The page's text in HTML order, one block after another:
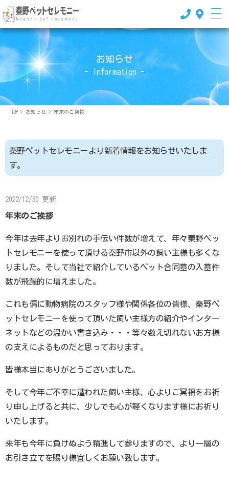
お知らせ
- Information -
TOP > お知らせ > 年末のご挨拶
秦野ペットセレモニーより新着情報をお知らせいたしま
す。
2022/12/30 更新
年末のご挨拶
今年は去年よりお別れの手伝い件数が増えて、年々秦野ペッ
トセレモニーを使って頂ける秦野市以外の飼い主様も多くな
りました。そして当社で紹介しているペット合同墓の入墓件
数が飛躍的に増えました。
これも偏に動物病院のスタッフ様や関係各位の皆様、秦野ペ
ットセレモニーを使って頂いた飼い主様方の紹介やインター
ネットなどの温かい書き込み・・・等々数え切れないお方様
の支えによるものだと思っております。
皆様本当にありがとうございました。
そして今年ご不幸に遭われた飼い主様、心よりご冥福をお祈
り申し上げると共に、少しでも心が軽くなります様にお祈り
いたします。
来年も今年に負けぬよう精進して参りますので、より一層の
お引き立てを賜り様宜しくお願い致します。